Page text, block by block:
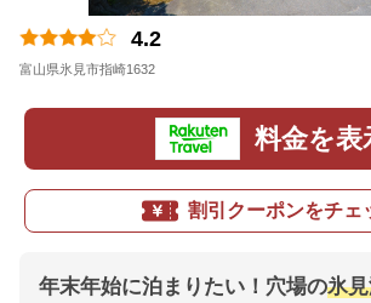
4.2
富山県氷見市指
料金を表
割引クーポンをチェ
年末年始に泊まりたい！穴場の氷